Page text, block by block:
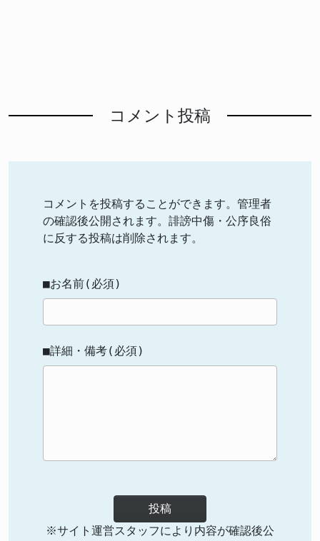
コメント投稿
コメントを投稿することができます。管理者
の確認後公開されます。誹謗中傷・公序良俗
に反する投稿は削除されます。
■お名前(必須)
■詳細・備考(必須)
投稿
※サイト運営スタッフにより内容が確認後公